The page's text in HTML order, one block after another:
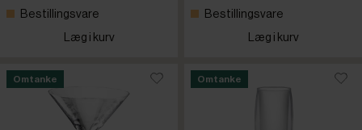
Bestillingsvare
Læg i kurv
Bestillingsvare
Læg i kurv
Omtanke Omtanke